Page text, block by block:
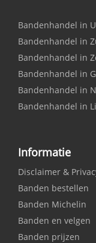
Bandenhandel in
Bandenhandel in
Bandenhandel in
Bandenhandel in
Bandenhandel in
Bandenhandel in
Informatie
Disclaimer &
Banden bestellen
Banden Michelin
Banden en velgen
Banden prijzen